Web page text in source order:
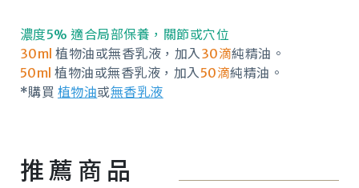
濃度5% 適合局部保養，關節或穴位
30ml 植物油或無香乳液，加入30滴純精油。
50ml植物油或無香乳液，加入50滴純精油。
*購買 植物油或無香乳液
推薦商品